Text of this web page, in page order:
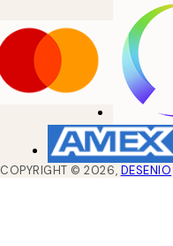
COPYRIGHT ©2026, DESENIO